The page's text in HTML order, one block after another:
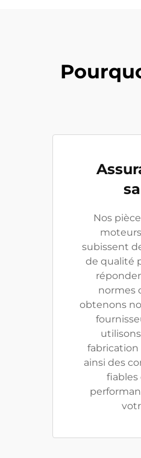
Nos
subissent
de qualité
normes
obtenons
fabrication
ainsi des
fiables